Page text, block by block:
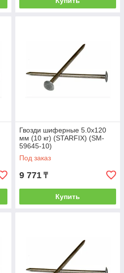
Гвозди шиферные 5.0х120
мм (10 кг) (STARFIX) (SM-
59645-10)
Под заказ
9 771 ₸
Купить